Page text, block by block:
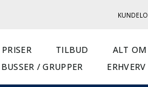
PRISER TILBUD
ALT OM
BUSSER / GRUPPER